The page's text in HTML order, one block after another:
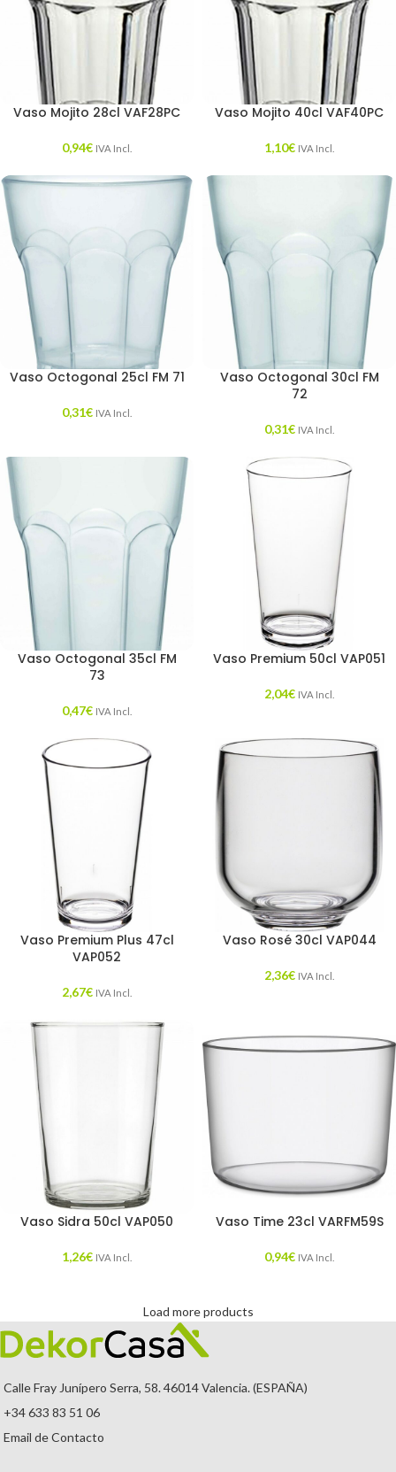
Vaso Mojito 28cl VAF28PC
0,94€ IVA Incl.
Vaso Mojito 40cl VAF40PC
1,10€ IVA Incl.
Vaso Octogonal 25cl FM 71
0,31€ IVA Incl.
Vaso Octogonal 30cl FM
72
0,31€ IVA Incl.
Vaso Octogonal 35cl FM
73
0,47€ IVA Incl.
Vaso Premium 50cl VAP051
2,04€ IVA Incl.
Vaso Premium Plus 47cl
VAP052
2,67€ IVA Incl.
Vaso Rosé 30cl VAP044
2,36€ IVA Incl.
Vaso Sidra 50cl VAP050
1,26€ IVA Incl.
Vaso Time 23cl VARFM59S
0,94€ IVA Incl.
Load more products
Calle Fray Junípero Serra, 58. 46014 Valencia. (ESPAÑA)
+34 633 83 51 06
Email de Contacto